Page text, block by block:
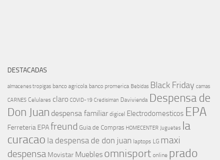
DESTACADAS
almacenes tropigas banco agricola banco promerica Bebidas Black Friday camas
CARNES Celulares claro COVID-19 Credisiman Davivienda Despensa de
Don Juan despensa familiar digicel Electrodomesticos EPA
Ferreteria EPAfreund Guia de Compras HOMECENTER Juguetes la
curacao la despensa de don juan laptops LG maxi
despensa Movistar Muebles omnisport online prado